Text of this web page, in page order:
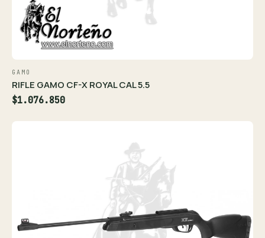
GAMO
RIFLE GAMO CF-X ROYAL CAL 5.5
$1.076.850